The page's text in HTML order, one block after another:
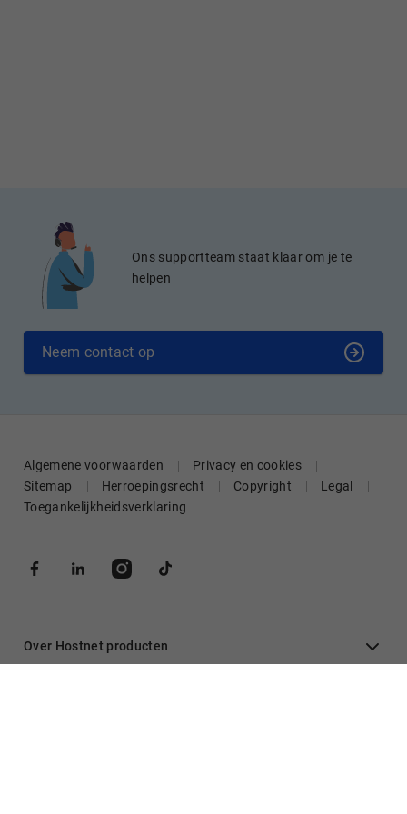
Ons supportteam staat klaar om je te
helpen
Neem contact op
Algemene voorwaarden
Privacy en cookies
Sitemap
Herroepingsrecht Copyright
Legal
Toegankelijkheidsverklaring
Over Hostnet producten